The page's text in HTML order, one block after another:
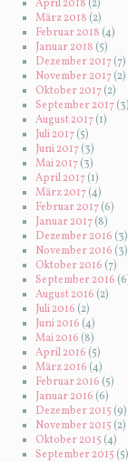
April 2018(2)
März 2018 (2)
Februar 2018 (4)
Januar 2018 (5)
Dezember 2017(7)
November 2017(2)
Oktober 2017(2)
September 2017(3)
August 2017(1)
Juli 2017(5)
Juni 2017(3)
Mai 2017(3)
April 2017(1)
März 2017(4)
Februar 2017(6)
Januar 2017(8)
Dezember 2016 (3)
November 2016 (3)
Oktober 2016(7)
September 2016
August 2016 (2)
Juli 2016(2)
Juni 2016 (4)
Mai 2016 (8)
April 2016(5)
März 2016 (4)
Februar 2016 (5)
Januar 2016 (6)
Dezember 2015 (9)
November 2015 (2)
Oktober 2015 (4)
September 2015 (5)